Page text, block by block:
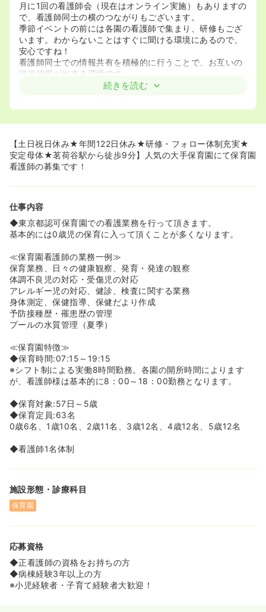
月に1回の看護師会（現在はオンライン実施）もありますの
で、看護師同士の横のつながりもございます。
季節イベントの前には各園の看護師で集まり、研修もござ
います。わからないことはすぐに聞ける環境にあるので、
安心ですね！
看護師同士での情報共有を積極的に行うことで、お互いの
状況把握が出来る環境です♪
◆カレンダー通りの休みなので、プライベートと両立した
◆残業もほとんどございません。ママさんナースも安心し
て働けます。
◆年間休日120日以上！暦によって変わりますが、2021年
◆いつでも休暇制度（年3日※10月以降⼊社の方は2日付
以前は夏休みでしたが、名称変更していつでも取得できる
ようになりました！
◆アニバーサリー休暇制度（年1日）お誕⽣日や記念日な
◆年次有給休暇制度
初年度10日、最⼤20日付与。年5日の消化を推奨していま
す。
また、最近新しく消滅有休積⽴制度もスタート︕
使い切れなくて消滅してしまう有休を会社が積み⽴ててお
いてくれるので、もしもの時には安⼼です︕
◆法定では2歳までの育児休業が、グローバルキッズです
と最長お子様3歳まで取得可能です。
◆法定では3歳までの育児時短勤務が、グローバルキッズ
ですと、お子様が小学校を卒業するまでお使いいただけま
≪保育が好きな方！お子様が好きな方にお勧め≫
◆看護師様の求人にはなりますが、業務の大半は保育業務
「自分の子育て経験を活かしたい」など、お子様がお好き
◆バースデーギフト制度
職員一人ひとりに対して「誕生日プレゼント」を贈呈して
います。
「社員一人ひとりを大切にしたい」という、創業者での想
誕生日の日にメッセージ入りのお菓子の詰め合わせを職員
のご自宅に郵送しています。
続きを読む
【土日祝日休み★年間122日休み★研修・フォロー体制充実★
安定母体★茗荷谷駅から徒歩9分】人気の大手保育園にて保育園
看護師の募集です！
仕事内容
◆東京都認可保育園での看護業務を行って頂きます。
基本的には0歳児の保育に入って頂くことが多くなります。
≪保育園看護師の業務一例≫
保育業務、日々の健康観察、発育・発達の観察
体調不良児の対応・受傷児の対応
アレルギー児の対応、健診、検査に関する業務
身体測定、保健指導、保健だより作成
予防接種歴・罹患歴の管理
プールの水質管理（夏季）
≪保育園特徴≫
◆保育時間:07:15～19:15
※シフト制による実働8時間勤務。各園の開所時間によります
が、看護師様は基本的に8：00～18：00勤務となります。
◆保育対象:57日～5歳
◆保育定員:63名
0歳6名、1歳10名、2歳11名、3歳12名、4歳12名、5歳12名
◆看護師1名体制
施設形態・診療科目
保育園
応募資格
◆正看護師の資格をお持ちの方
◆病棟経験3年以上の方
※小児経験者・子育て経験者大歓迎！